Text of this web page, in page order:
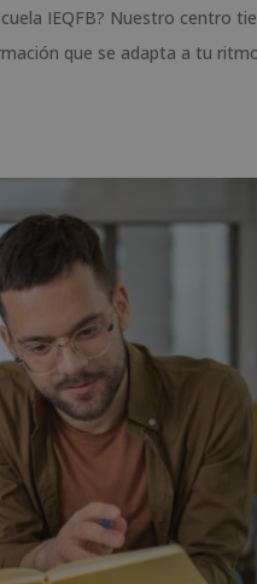
IEQFB? Nuestro centro
que se adapta a tu